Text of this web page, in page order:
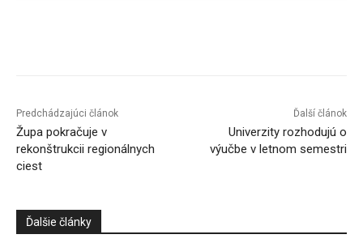
Predchádzajúci článok
Župa pokračuje v
rekonštrukcii regionálnych
ciest
Ďalší článok
Univerzity rozhodujú o
výučbe v letnom semestri
Ďalšie články